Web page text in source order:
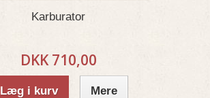
Karburator
DKK 710,00
Læg i kurv Mere